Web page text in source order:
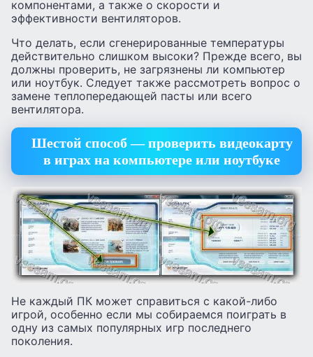
компонентами, а также о скорости и
эффективности вентиляторов.
Что делать, если сгенерированные температуры
действительно слишком высоки? Прежде всего, вы
должны проверить, не загрязнены ли компьютер
или ноутбук. Следует также рассмотреть вопрос о
замене теплопередающей пасты или всего
вентилятора.
Шестой способ — проверить видеокарту
в играх на компьютере или ноутбуке
Не каждый ПК может справиться с какой-либо
игрой, особенно если мы собираемся поиграть в
одну из самых популярных игр последнего
поколения.